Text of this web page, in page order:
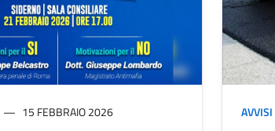
15 FEBBRAIO 2026 AVVISI